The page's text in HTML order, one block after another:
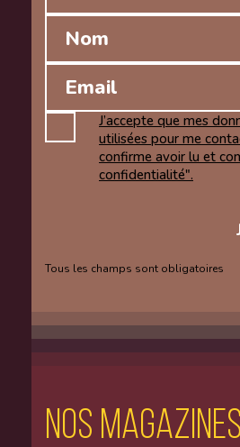
J’accepte que mes
utilisées pour me
confirme avoir lu et
confidentialité".
Tous les champs sont obligatoires
Nos magazines